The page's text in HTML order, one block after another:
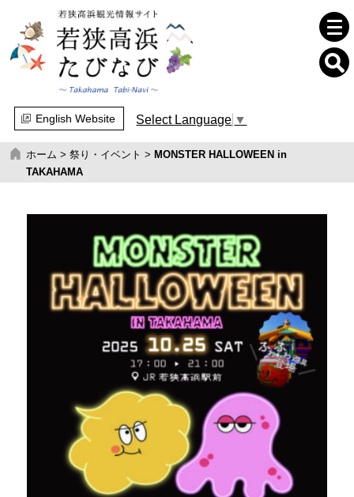
English Website Select Language ▼
ホーム >祭り・イベント > MONSTER HALLOWEEN in
TAKAHAMA